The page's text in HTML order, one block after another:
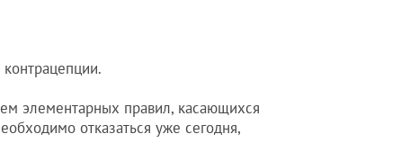
элементарных правил, касающихся
отказаться уже сегодня,